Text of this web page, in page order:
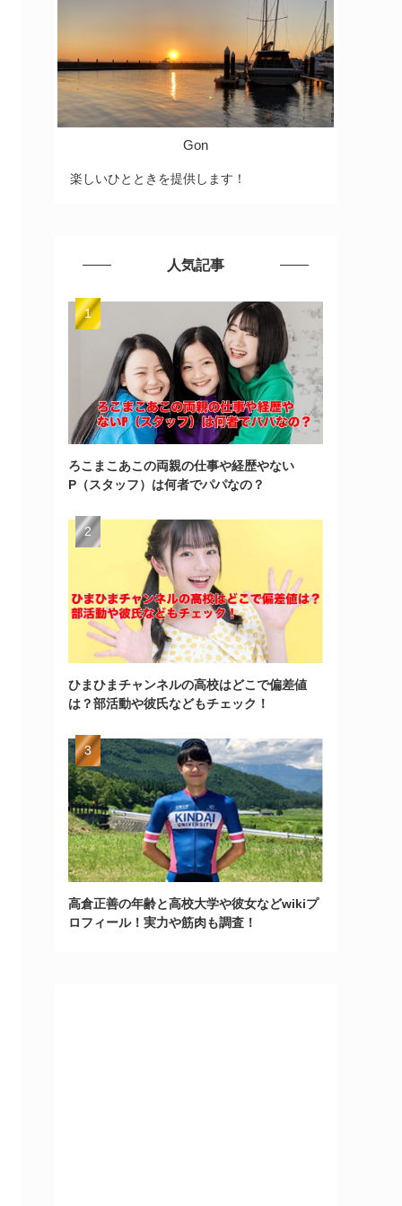
Gon
楽しいひとときを提供します！
人気記事
ろこまこあこの両親の仕事や経歴やない
P（スタッフ）は何者でパパなの？
ひまひまチャンネルの高校はどこで偏差値
は？部活動や彼氏などもチェック！
高倉正善の年齢と高校大学や彼女などwikiプ
ロフィール！実力や筋肉も調査！